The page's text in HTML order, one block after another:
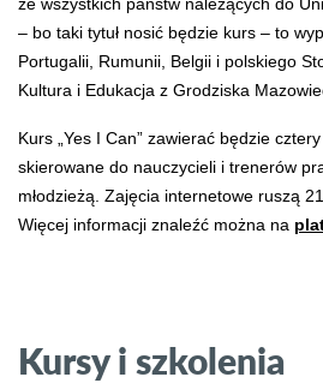
– bo taki tytuł nosić będzie kurs – to
Portugalii, Rumunii, Belgii i polskiego
Kultura i Edukacja z Grodziska
Kurs „Yes I Can” zawierać będzie
skierowane do nauczycieli i trenerów
młodzieżą. Zajęcia internetowe ruszą
Więcej informacji znaleźć można na
Kursy i szkolenia